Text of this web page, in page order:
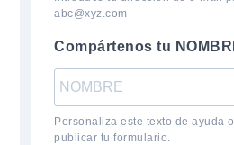
abc@xyz.com
Compártenos tu
Personaliza este texto de ayuda
publicar tu formulario.